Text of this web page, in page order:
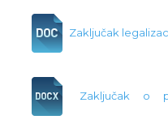
Zaključak
Zaključak o